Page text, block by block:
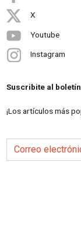
X
Youtube
Instagram
Suscribite al boletín
¡Los artículos más
Correo